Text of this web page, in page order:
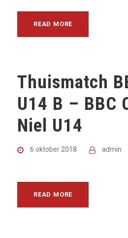
READ MORE
Thuismatch
U14 B – BBC
Niel U14
6 oktober 2018 admin
READ MORE